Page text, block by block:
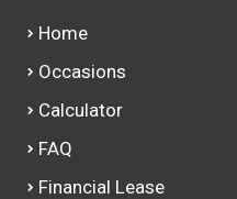
Home
Occasions
Calculator
FAQ
Financial Lease